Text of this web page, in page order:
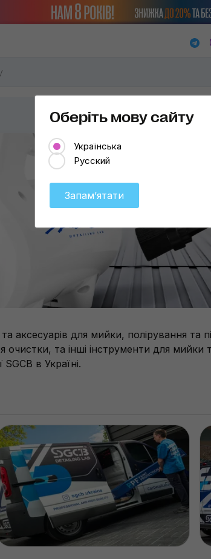
аксесуарів для мийки, полірування та
та інші інструменти для мийки
в Україні.
Оберіть мову сайту
Українська
Русский
Запамʼятати